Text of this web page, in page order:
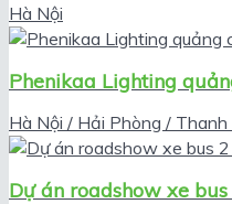
Hà Nội
Phenikaa Lighting
Hà Nội / Hải Phòng / Thanh
Dự án roadshow xe